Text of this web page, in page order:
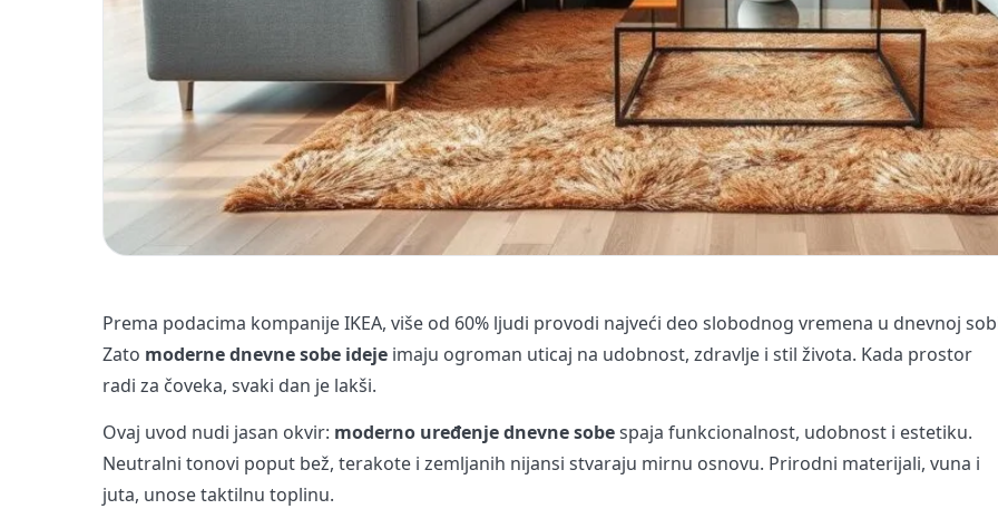
Prema podacima kompanije IKEA, više od 60% ljudi provodi najveći deo slobodnog vremena u dnevnoj
Zato moderne dnevne sobe ideje imaju ogroman uticaj na udobnost, zdravlje i stil života. Kada prostor
radi za čoveka, svaki dan je lakši.
Ovaj uvod nudi jasan okvir: moderno uređenje dnevne sobespaja funkcionalnost, udobnost i estetiku.
Neutralni tonovi poput bež, terakote i zemljanih nijansi stvaraju mirnu osnovu. Prirodni materijali, vuna i
juta, unose taktilnu toplinu.